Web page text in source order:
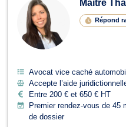
Maître
Répond
Avocat vice caché
Accepte l’aide
Entre 200 € et 650 € HT
Premier rendez-vous de 45
de dossier